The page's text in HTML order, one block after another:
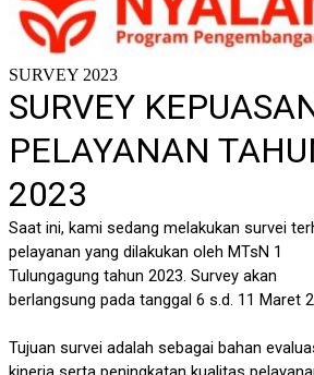
SURVEY 2023